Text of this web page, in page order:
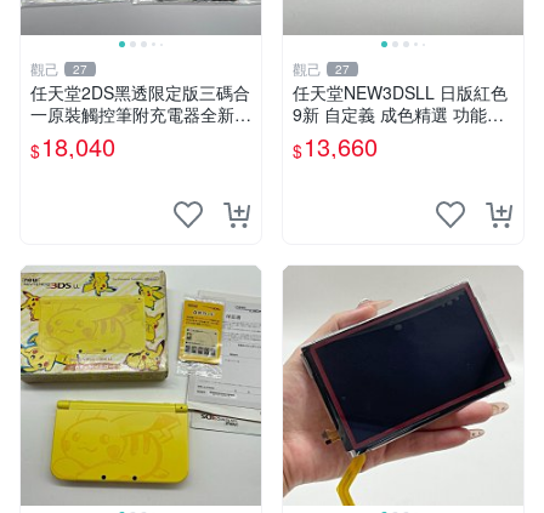
觀己 27
任天堂2DS黑透限定版三碼合
一原裝觸控筆附充電器全新未
使用功能正常 2DS 黑透版 數
位掌機 測試
$18,040
觀己 27
任天堂NEW3DSLL 日版紅色
9新 自定義 成色精選 功能全
正常 屏幕輕微泛黃 新大三 任
天堂3DSLL 紅色 9成新 功能
$13,660